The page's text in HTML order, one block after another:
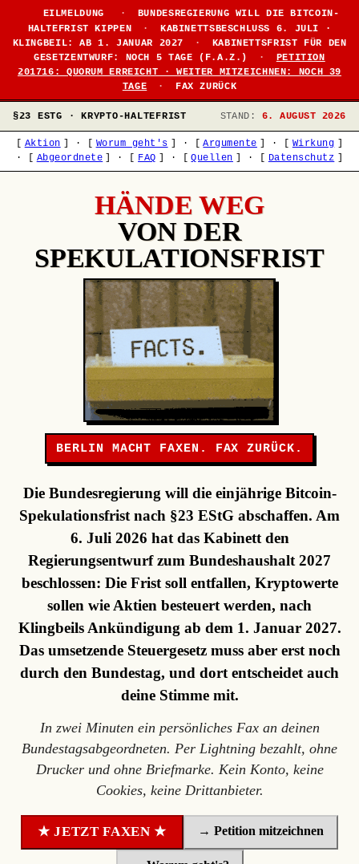
EILMELDUNG ·
BUNDESREGIERUNG WILL DIE BITCOIN-
HALTEFRIST KIPPEN
·
KABINETTSBESCHLUSS 6. JULI ·
KLINGBEIL: AB 1. JANUAR 2027
·
KABINETTSFRIST FÜR DEN
GESETZENTWURF: NOCH 5 TAGE (F.A.Z.)
·
PETITION
201716: QUORUM ERREICHT · WEITER MITZEICHNEN: NOCH 39
TAGE
· FAX ZURÜCK
§23 ESTG · KRYPTO-HALTEFRIST STAND: 6. AUGUST 2026
Aktion · Worum geht's · Argumente · Wirkung
·
Abgeordnete · FAQ · Quellen · Datenschutz
HÄNDE WEG
VON DER
SPEKULATIONSFRIST
BERLIN MACHT FAXEN. FAX ZURÜCK.
Die Bundesregierung will die einjährige Bitcoin-
Spekulationsfrist nach §23 EStG abschaffen. Am
6. Juli 2026 hat das Kabinett den
Regierungsentwurf zum Bundeshaushalt 2027
beschlossen: Die Frist soll entfallen, Kryptowerte
sollen wie Aktien besteuert werden, nach
Klingbeils Ankündigung ab dem 1. Januar 2027.
Das umsetzende Steuergesetz muss aber erst noch
durch den Bundestag, und dort entscheidet auch
deine Stimme mit.
In zwei Minuten ein persönliches Fax an deinen
Bundestagsabgeordneten. Per Lightning bezahlt, ohne
Drucker und ohne Briefmarke. Kein Konto, keine
Cookies, keine Drittanbieter.
★ JETZT FAXEN ★ → Petition mitzeichnen